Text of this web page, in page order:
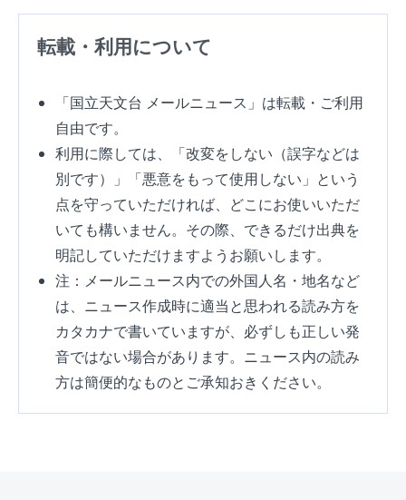
転載・利用について
「国立天文台 メールニュース」は転載・ご利用
自由です。
利用に際しては、「改変をしない（誤字などは
別です）」「悪意をもって使用しない」という
点を守っていただければ、どこにお使いいただ
いても構いません。その際、できるだけ出典を
明記していただけますようお願いします。
注：メールニュース内での外国人名・地名など
は、ニュース作成時に適当と思われる読み方を
カタカナで書いていますが、必ずしも正しい発
音ではない場合があります。ニュース内の読み
方は簡便的なものとご承知おきください。